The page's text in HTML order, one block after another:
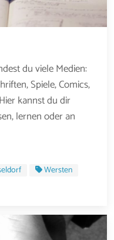
du viele Medien:
Spiele, Comics,
kannst du dir
lernen oder an
Wersten